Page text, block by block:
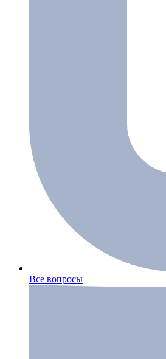
Все вопросы